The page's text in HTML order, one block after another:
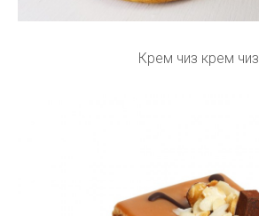
Крем чиз крем чиз